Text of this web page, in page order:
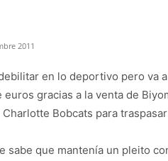
2011
en lo deportivo pero va
gracias a la venta de
Bobcats para
sabe que mantenía un pleito